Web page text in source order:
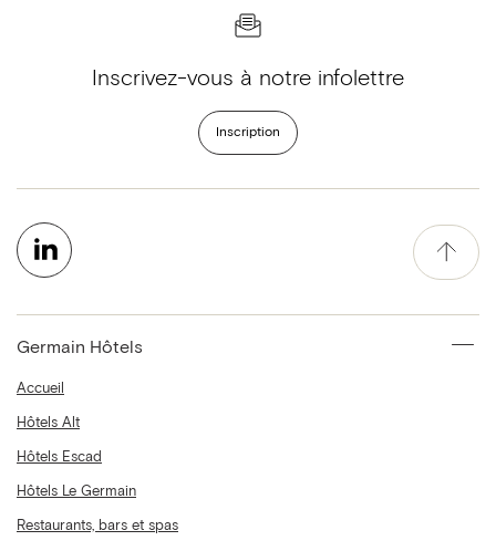
Inscrivez-vous à notre infolettre
Inscription
Germain Hôtels
Accueil
Hôtels Alt
Hôtels Escad
Hôtels Le Germain
Restaurants, bars et spas